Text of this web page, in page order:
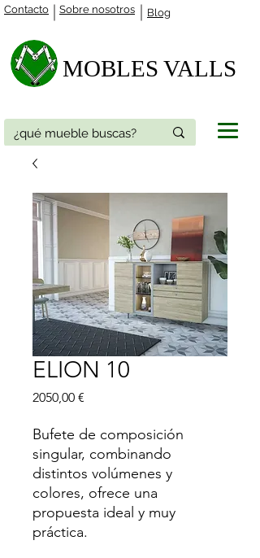
Contacto Blog
Sobre nosotros
MOBLES VALLS​
ELION 10
2050,00 €
Bufete de composición
singular, combinando
distintos volúmenes y
colores, ofrece una
propuesta ideal y muy
práctica.